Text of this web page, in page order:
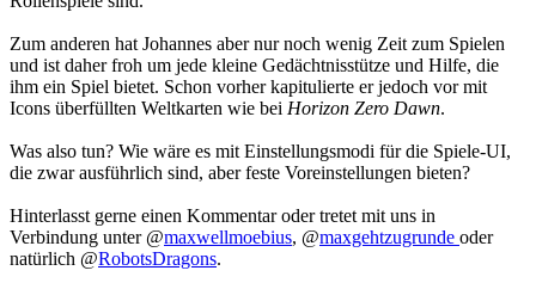
Zum anderen hat Johannes aber nur noch wenig Zeit zum Spielen
und ist daher froh um jede kleine Gedächtnisstütze und Hilfe, die
ihm ein Spiel bietet. Schon vorher kapitulierte er jedoch vor mit
Icons überfüllten Weltkarten wie bei Horizon Zero Dawn.
Was also tun? Wie wäre es mit Einstellungsmodi für die Spiele-UI,
die zwar ausführlich sind, aber feste Voreinstellungen bieten?
Hinterlasst gerne einen Kommentar oder tretet mit uns in
Verbindung unter @maxwellmoebius, @maxgehtzugrunde oder
natürlich @RobotsDragons.